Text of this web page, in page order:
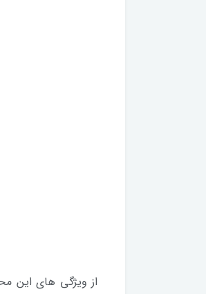
از ویژگی های این